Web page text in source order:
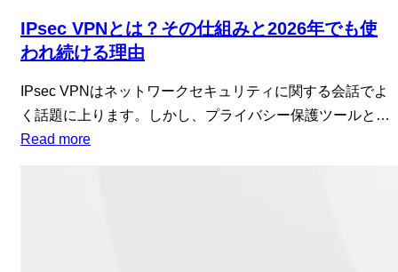
IPsec VPNとは？その仕組みと2026年でも使
われ続ける理由
IPsec VPNはネットワークセキュリティに関する会話でよ
く話題に上ります。しかし、プライバシー保護ツールと…
Read more